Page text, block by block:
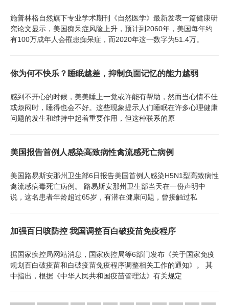
施普林格自然旗下专业学术期刊《自然医学》最新发表一篇健康研
究论文显示，美国痴呆症风险上升，预计到2060年，美国每年约
有100万成年人会罹患痴呆症，而2020年这一数字为51.4万。
你为何不快乐？睡眠越差，抑制负面记忆的能力越弱
感到不开心的时候，美美睡上一觉或许能有帮助，然而当心情不佳
或烦闷时，睡得也会不好。这些现象提示人们睡眠在许多心理健康
问题的发生和维持中起着重要作用，但这种联系的原
美国报告首例人感染高致病性禽流感死亡病例
美国路易斯安那州卫生部6日报告美国首例人感染H5N1型高致病性
禽流感病毒死亡病例。 路易斯安那州卫生部当天在一份声明中
说，这名患者年龄超过65岁，有潜在健康问题，曾接触过私
加强百日咳防控 我国调整百白破疫苗免疫程序
据国家疾控局网站消息，国家疾控局等6部门发布《关于国家免疫
规划百白破疫苗和白破疫苗免疫程序调整相关工作的通知》。 其
中指出，根据《中华人民共和国疫苗管理法》有关规定